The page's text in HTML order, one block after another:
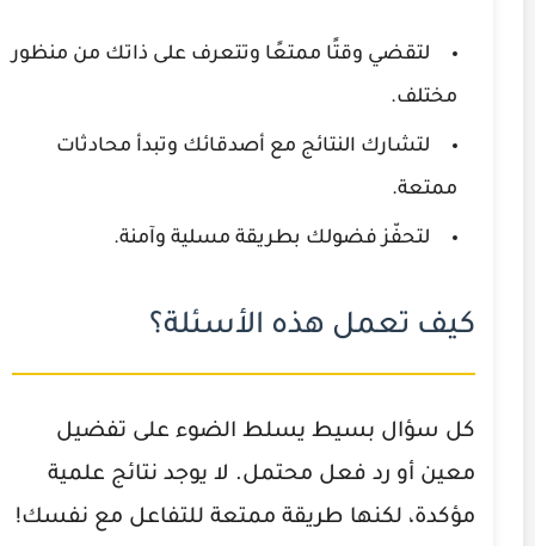
لتقضي وقتًا ممتعًا وتتعرف على ذاتك من منظور
مختلف.
لتشارك النتائج مع أصدقائك وتبدأ محادثات
ممتعة.
لتحفّز فضولك بطريقة مسلية وآمنة.
كيف تعمل هذه الأسئلة؟
كل سؤال بسيط يسلط الضوء على تفضيل
معين أو رد فعل محتمل. لا يوجد نتائج علمية
مؤكدة، لكنها طريقة ممتعة للتفاعل مع نفسك!